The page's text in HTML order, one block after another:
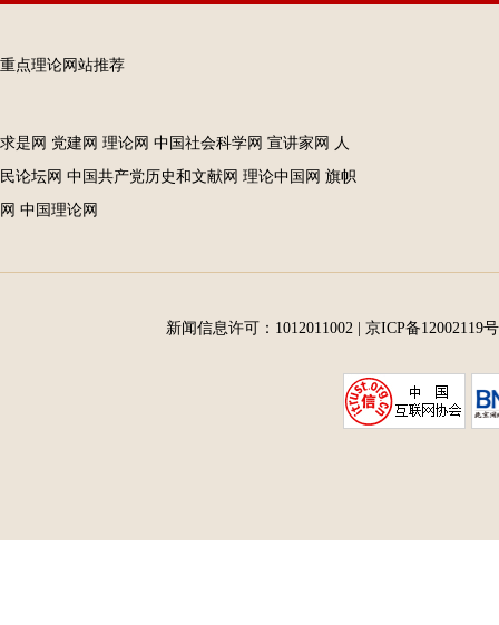
重点理论网站推荐
求是网 党建网 理论网 中国社会科学网 宣讲家网 人
民论坛网 中国共产党历史和文献网 理论中国网 旗帜
网 中国理论网
新闻信息许可：1012011002 京ICP备12002119号